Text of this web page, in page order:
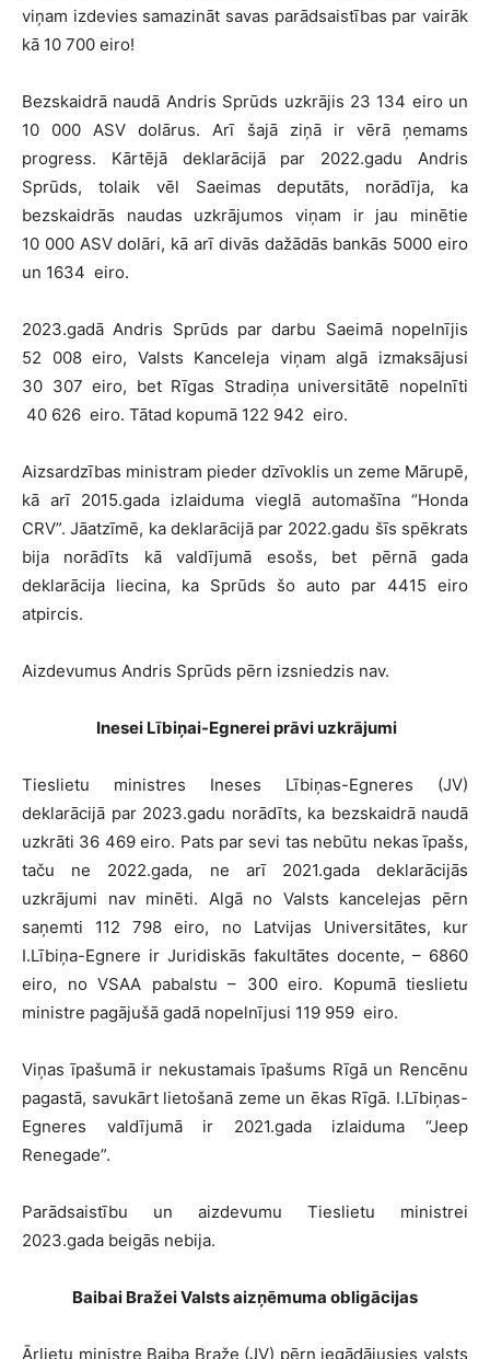
viņam izdevies samazināt savas parādsaistības par vairāk
kā 10 700 eiro!
Bezskaidrā naudā Andris Sprūds uzkrājis 23 134 eiro un
10 000 ASV dolārus. Arī šajā ziņā ir vērā ņemams
progress. Kārtējā deklarācijā par 2022.gadu Andris
Sprūds, tolaik vēl Saeimas deputāts, norādīja, ka
bezskaidrās naudas uzkrājumos viņam ir jau minētie
10 000 ASV dolāri, kā arī divās dažādās bankās 5000 eiro
un 1634 eiro.
2023.gadā Andris Sprūds par darbu Saeimā nopelnījis
52 008 eiro, Valsts Kanceleja viņam algā izmaksājusi
30 307 eiro, bet Rīgas Stradiņa universitātē nopelnīti
40 626 eiro. Tātad kopumā 122 942 eiro.
Aizsardzības ministram pieder dzīvoklis un zeme Mārupē,
kā arī 2015.gada izlaiduma vieglā automašīna “Honda
CRV”. Jāatzīmē, ka deklarācijā par 2022.gadu šīs spēkrats
bija norādīts kā valdījumā esošs, bet pērnā gada
deklarācija liecina, ka Sprūds šo auto par 4415 eiro
atpircis.
Aizdevumus Andris Sprūds pērn izsniedzis nav.
Inesei Lībiņai-Egnerei prāvi uzkrājumi
Tieslietu ministres Ineses Lībiņas-Egneres (JV)
deklarācijā par 2023.gadu norādīts, ka bezskaidrā naudā
uzkrāti 36 469 eiro. Pats par sevi tas nebūtu nekas īpašs,
taču ne 2022.gada, ne arī 2021.gada deklarācijās
uzkrājumi nav minēti. Algā no Valsts kancelejas pērn
saņemti 112 798 eiro, no Latvijas Universitātes, kur
I.Lībiņa-Egnere ir Juridiskās fakultātes docente, – 6860
eiro, no VSAA pabalstu – 300 eiro. Kopumā tieslietu
ministre pagājušā gadā nopelnījusi 119 959 eiro.
Viņas īpašumā ir nekustamais īpašums Rīgā un Rencēnu
pagastā, savukārt lietošanā zeme un ēkas Rīgā. I.Lībiņas-
Egneres valdījumā ir 2021.gada izlaiduma “Jeep
Renegade”.
Parādsaistību un aizdevumu Tieslietu ministrei
2023.gada beigās nebija.
Baibai Bražei Valsts aizņēmuma obligācijas
Ārlietu ministre Baiba Braže (JV) pērn iegādājusies valsts